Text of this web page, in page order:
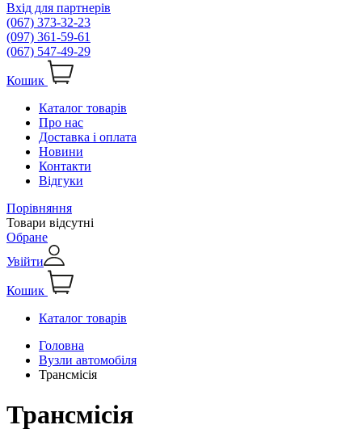
Вхід для партнерів
(067) 373-32-23
(097) 361-59-61
(067) 547-49-29
Кошик
Каталог товарів
Про нас
Доставка і оплата
Новини
Контакти
Відгуки
Порівняння
Товари відсутні
Обране
Увійти
Кошик
Каталог товарів
Головна
Вузли автомобіля
Трансмісія
Трансмісія